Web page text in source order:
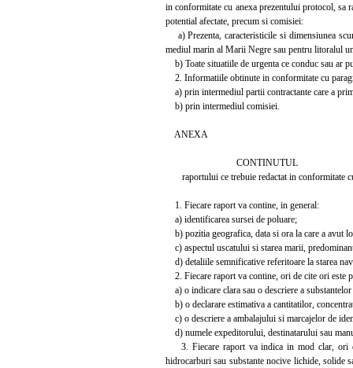
in conformitate cu anexa prezentului protocol, sa
potential afectate, precum si comisiei:
a) Prezenta, caracteristicile si dimensiunea
mediul marin al Marii Negre sau pentru litoralul
b) Toate situatiile de urgenta ce conduc sau ar
2. Informatiile obtinute in conformitate cu
a) prin intermediul partii contractante care a
b) prin intermediul comisiei.
ANEXA
CONTINUTUL
raportului ce trebuie redactat in conformitate
1. Fiecare raport va contine, in general:
a) identificarea sursei de poluare;
b) pozitia geografica, data si ora la care a avut
c) aspectul uscatului si starea marii,
d) detaliile semnificative referitoare la starea
2. Fiecare raport va contine, ori de cite ori este
a) o indicare clara sau o descriere a
b) o declarare estimativa a cantitatilor,
c) o descriere a ambalajului si marcajelor de
d) numele expeditorului, destinatarului sau
3. Fiecare raport va indica in mod clar, ori
hidrocarburi sau substante nocive lichide, solide